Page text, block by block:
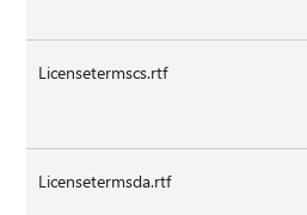
Licensetermscs.rtf
Licensetermsda.rtf